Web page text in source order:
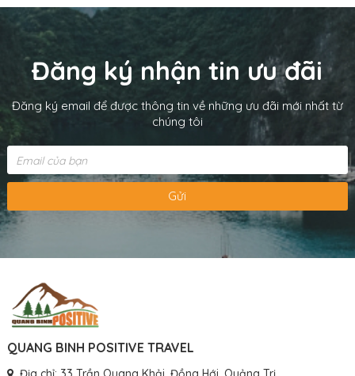
Đăng ký nhận tin ưu đãi
Đăng ký email để được thông tin về những ưu đãi mới nhất từ
chúng tôi
Gửi
QUANG BINH POSITIVE TRAVEL